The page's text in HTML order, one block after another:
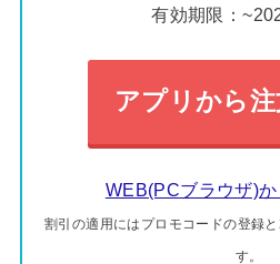
有効期限：
アプリから
WEB(PCブラウザ)
割引の適用にはプロモコードの登録
す。